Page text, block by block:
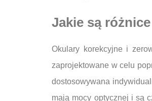
Jakie są
Okulary korekcyjne i
zaprojektowane w celu
dostosowywana
mają mocy optycznej i są